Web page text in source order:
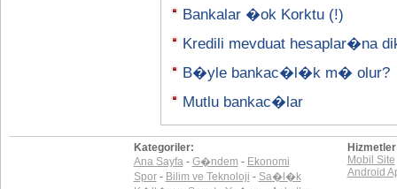
Bankalar �ok Korktu (!)
Kredili mevduat hesaplar�na
B�yle bankac�l�k m� olur?
Mutlu bankac�lar
Kategoriler:
Ana Sayfa- G�ndem - Ekonomi
Spor- Bilim ve Teknoloji - Sa�l�k
Mobil Site
Android